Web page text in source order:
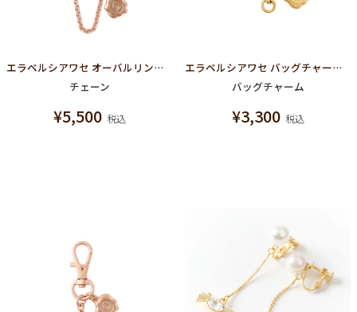
エラベルシアワセ オーバルリンク ネックレス チェーン（マットピンクゴールド）
チェーン
¥5,500 税込
エラベルシアワセ バッグチャーム チェーン（マットゴールド）
バッグチャーム
¥3,300 税込